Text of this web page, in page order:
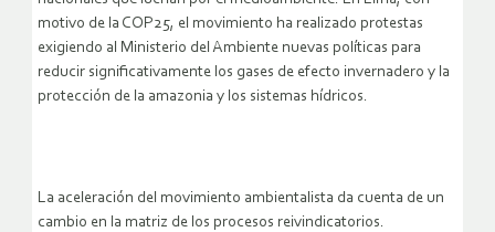
motivo de la COP25, el movimiento ha realizado protestas
exigiendo al Ministerio del Ambiente nuevas políticas para
reducir significativamente los gases de efecto invernadero y la
protección de la amazonia y los sistemas hídricos.
La aceleración del movimiento ambientalista da cuenta de un
cambio en la matriz de los procesos reivindicatorios.